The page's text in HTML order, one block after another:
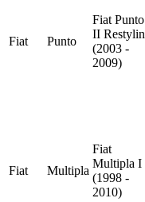
Fiat Punto
Fiat Punto
II
(2003 -
2009)
Fiat Multipla
Fiat
Multipla I
(1998 -
2010)